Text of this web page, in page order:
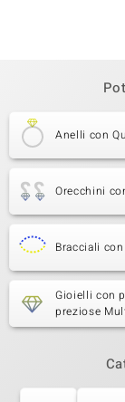
Anelli con
Orecchini
Bracciali
Gioielli con
preziose